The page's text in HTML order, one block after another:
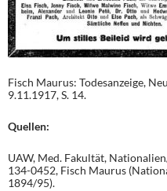
Fisch Maurus: Todesanzeige,
9.11.1917, S. 14.
Quellen:
UAW, Med. Fakultät,
134-0452, Fisch Maurus
1894/95).